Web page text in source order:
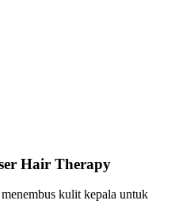
Hair Therapy
kulit kepala untuk